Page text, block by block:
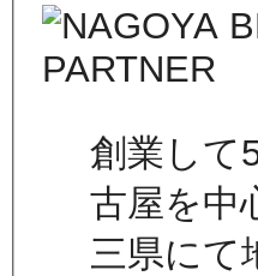
創業して
古屋を中
三県にて